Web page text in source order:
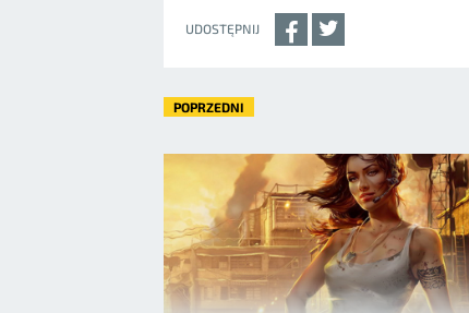
UDOSTĘPNIJ
POPRZEDNI